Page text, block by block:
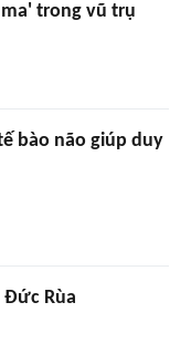
trong vũ trụ
bào não giúp duy
Đức Rùa